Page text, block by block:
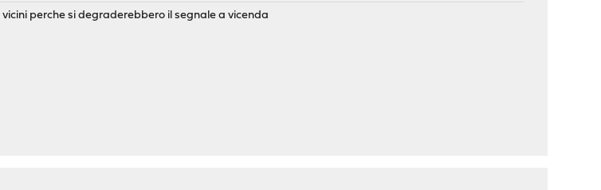
perche si degraderebbero il segnale a vicenda